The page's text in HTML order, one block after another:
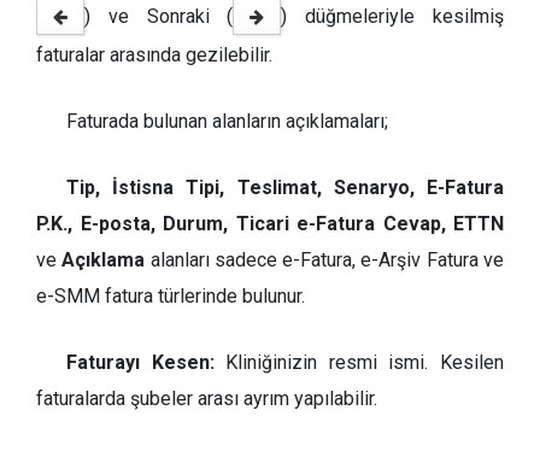
) ve Sonraki (
) düğmeleriyle kesilmiş
faturalar arasında gezilebilir.
Faturada bulunan alanların açıklamaları;
Tip, İstisna Tipi, Teslimat, Senaryo, E-Fatura
P.K., E-posta, Durum, Ticari e-Fatura Cevap, ETTN
veAçıklama alanları sadece e-Fatura, e-Arşiv Fatura ve
e-SMM fatura türlerinde bulunur.
Faturayı Kesen:Kliniğinizin resmi ismi. Kesilen
faturalarda şubeler arası ayrım yapılabilir.